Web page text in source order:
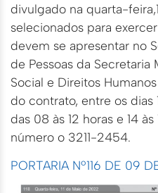
divulgado na quarta-
selecionados para
devem se apresentar no
de Pessoas da Secretaria
Social e Direitos
do contrato, entre os dias
das 08 às 12 horas e 14
número o 3211-2454.
PORTARIA Nº116 DE 09